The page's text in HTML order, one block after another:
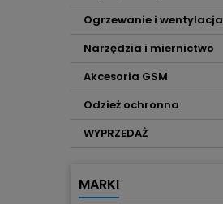
Ogrzewanie i wentylacja
Narzędzia i miernictwo
Akcesoria GSM
Odzież ochronna
WYPRZEDAŻ
MARKI